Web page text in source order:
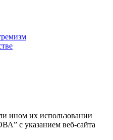
ином их использовании
с указанием веб-сайта